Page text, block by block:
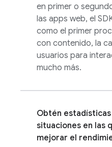
en primer o
las apps web, el
como el primer
con contenido, la
usuarios para
mucho más.
Obtén
situaciones en las
mejorar el